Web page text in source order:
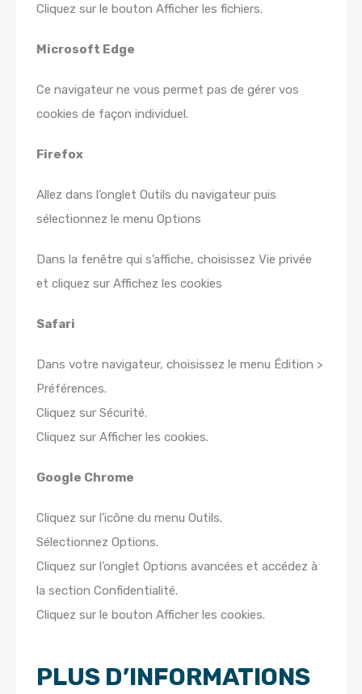
Cliquez sur le bouton Afficher les fichiers.
Microsoft Edge
Ce navigateur ne vous permet pas de gérer vos
cookies de façon individuel.
Firefox
Allez dans l’onglet Outils du navigateur puis
sélectionnez le menu Options
Dans la fenêtre qui s’affiche, choisissez Vie privée
et cliquez sur Affichez les cookies
Safari
Dans votre navigateur, choisissez le menu Édition >
Préférences.
Cliquez sur Sécurité.
Cliquez sur Afficher les cookies.
Google Chrome
Cliquez sur l’icône du menu Outils.
Sélectionnez Options.
Cliquez sur l’onglet Options avancées et accédez à
la section Confidentialité.
Cliquez sur le bouton Afficher les cookies.
PLUS D’INFORMATIONS